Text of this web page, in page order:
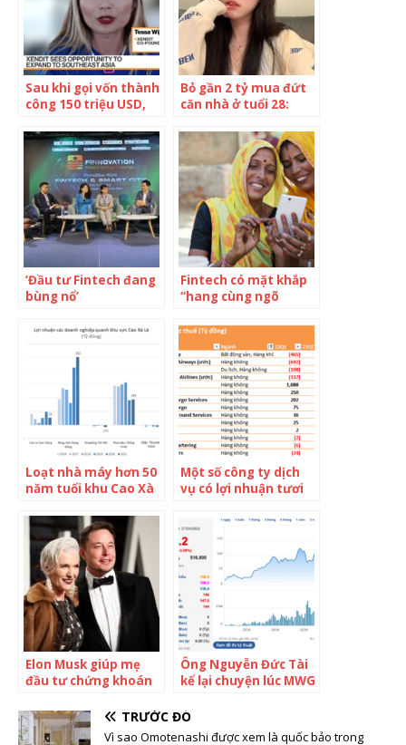
Sau khi gọi vốn thành
công 150 triệu USD,
của Đông Nam Á lên
kế hoạch mở rộng thị
trường tại Việt Nam
Bỏ gần 2 tỷ mua đứt
căn nhà ở tuổi 28:
đang mua tiêu sản
vào người, vì sao?
‘Đầu tư Fintech đang
bùng nổ’
Fintech có mặt khắp
“hang cùng ngõ
truyền thống ở quốc
gia tỷ dân “hụt hơi”
Loạt nhà máy hơn 50
năm tuổi khu Cao Xà
tại Hà Nội: Có những
công ty lỗ triền miên
dù nằm trên “đất
vàng”, có đơn vị lãi
top đầu cả nước
Một số công ty dịch
vụ có lợi nhuận tươi
binh Bamboo
Airways và Vietravel
Airlines ước vẫn lỗ lớn
trong quý 1 Hàng
không Việt Nam trái
chiều trong quý 1:
Vietjet lãi gấp đôi,
Bamboo Airways lỗ
gấp 5 lần Vietravel
Airways
Elon Musk giúp mẹ
đầu tư chứng khoán
Ông Nguyễn Đức Tài
kể lại chuyện lúc MWG
tỷ duy nhất mua cổ
phiếu MWG và quên
TRƯỚC ĐÓ
Vì sao Omotenashi được xem là quốc bảo trong